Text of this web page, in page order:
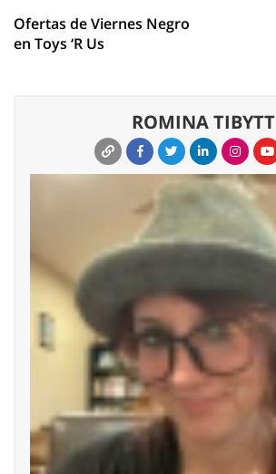
Ofertas de Viernes Negro
en Toys ‘R Us
ROMINA TIBYTT